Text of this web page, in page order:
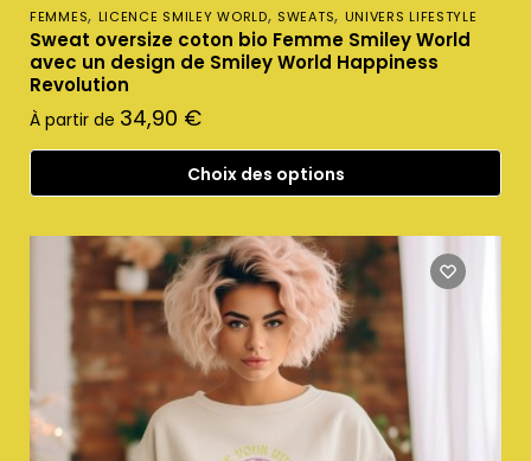
FEMMES, LICENCE SMILEY WORLD, SWEATS, UNIVERS LIFESTYLE
Sweat oversize coton bio Femme Smiley World
avec un design de Smiley World Happiness
Revolution
À partir de 34,90 €
Choix des options